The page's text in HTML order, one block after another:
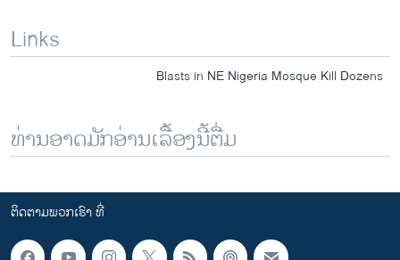
Links
Blasts in NE Nigeria Mosque Kill Dozens
ທ່ານອາດມັກອ່ານເລື້ອງນີ້ຕື່ມ
ຕິດຕາມພວກເຮົາ ທີ່